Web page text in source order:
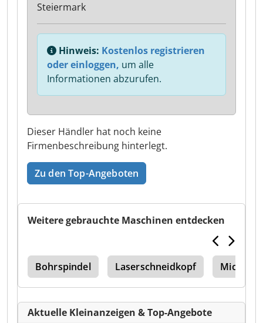
Dieser Händler hat noch keine
Firmenbeschreibung hinterlegt.
Zu den Top-Angeboten
Steiermark
Hinweis: Kostenlos registrieren
oder einloggen, um alle
Informationen abzurufen.
Weitere gebrauchte Maschinen entdecken
Bohrspindel Laserschneidkopf
Aktuelle Kleinanzeigen & Top-Angebote